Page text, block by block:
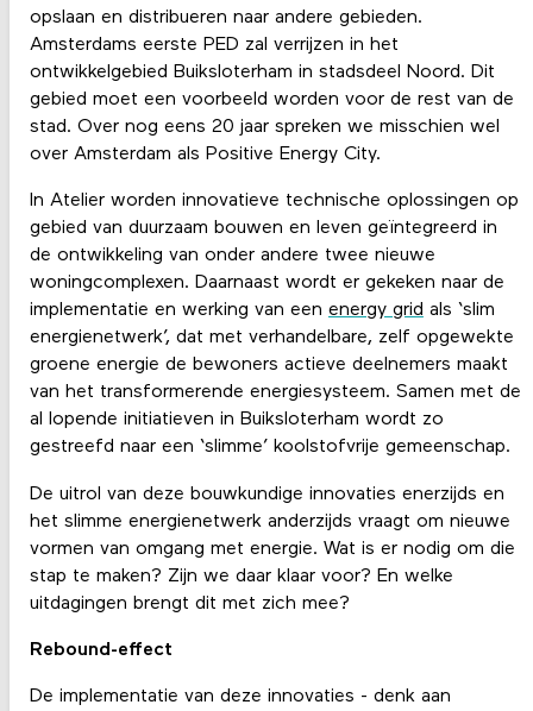
opslaan en distribueren naar andere gebieden.
Amsterdams eerste PED zal verrijzen in het
ontwikkelgebied Buiksloterham in stadsdeel Noord. Dit
gebied moet een voorbeeld worden voor de rest van de
stad. Over nog eens 20 jaar spreken we misschien wel
over Amsterdam als Positive Energy City.
In Atelier worden innovatieve technische oplossingen op
gebied van duurzaam bouwen en leven geïntegreerd in
de ontwikkeling van onder andere twee nieuwe
woningcomplexen. Daarnaast wordt er gekeken naar de
implementatie en werking van een energy grid als ‘slim
energienetwerk’, dat met verhandelbare, zelf opgewekte
groene energie de bewoners actieve deelnemers maakt
van het transformerende energiesysteem. Samen met de
al lopende initiatieven in Buiksloterham wordt zo
gestreefd naar een ‘slimme’ koolstofvrije gemeenschap.
De uitrol van deze bouwkundige innovaties enerzijds en
het slimme energienetwerk anderzijds vraagt om nieuwe
vormen van omgang met energie. Wat is er nodig om die
stap te maken? Zijn we daar klaar voor? En welke
uitdagingen brengt dit met zich mee?
Rebound-effect
De implementatie van deze innovaties - denk aan